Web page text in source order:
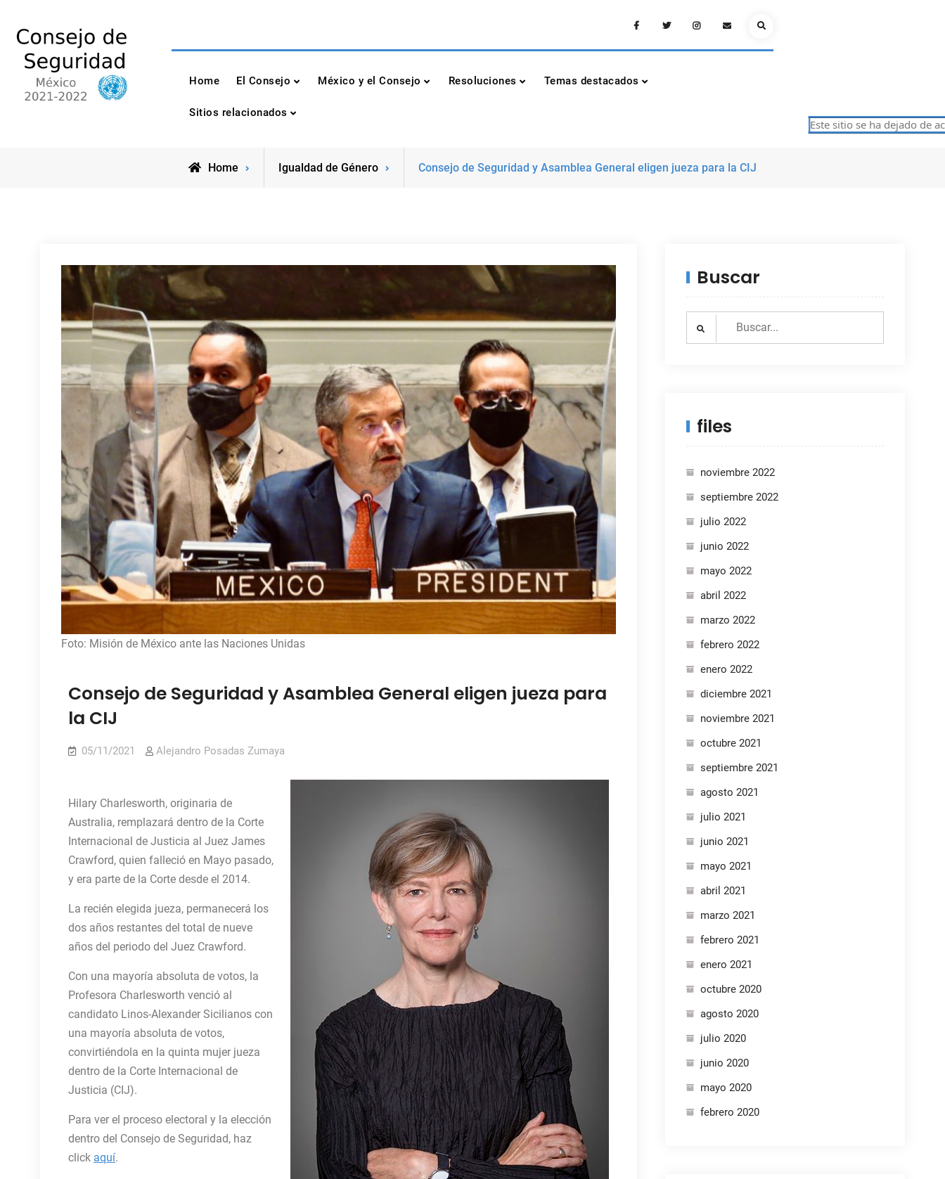
content
Consejo de Seguridad de las Naciones Unidas
México 2021-2022
FacebookTwitterInstagramEmailSearch
Home El Consejo México y el Consejo Resoluciones Temas destacados
Sitios relacionados
Este sitio se ha dejado de
Home Igualdad de Género Consejo de Seguridad y Asamblea General eligen jueza para la CIJ
Foto: Misión de México ante las Naciones Unidas
Consejo de Seguridad y Asamblea General eligen jueza para
la CIJ
05/11/2021 Alejandro Posadas Zumaya
Hilary Charlesworth, originaria de
Australia, remplazará dentro de la Corte
Internacional de Justicia al Juez James
Crawford, quien falleció en Mayo pasado,
y era parte de la Corte desde el 2014.
La recién elegida jueza, permanecerá los
dos años restantes del total de nueve
años del periodo del Juez Crawford.
Con una mayoría absoluta de votos, la
Profesora Charlesworth venció al
candidato Linos-Alexander Sicilianos con
una mayoría absoluta de votos,
convirtiéndola en la quinta mujer jueza
dentro de la Corte Internacional de
Justicia (CIJ).
Para ver el proceso electoral y la elección
dentro del Consejo de Seguridad, haz
click aquí.
Buscar
files
noviembre 2022
septiembre 2022
julio 2022
junio 2022
mayo 2022
abril 2022
marzo 2022
febrero 2022
enero 2022
diciembre 2021
noviembre 2021
octubre 2021
septiembre 2021
agosto 2021
julio 2021
junio 2021
mayo 2021
abril 2021
marzo 2021
febrero 2021
enero 2021
octubre 2020
agosto 2020
julio 2020
junio 2020
mayo 2020
febrero 2020